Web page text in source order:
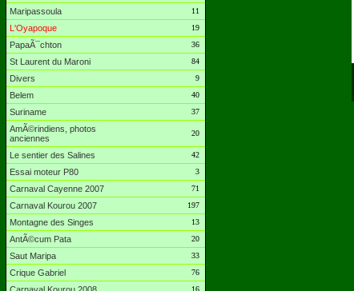
Maripassoula 11
L'Oyapoque 19
PapaÃ¯chton 36
St Laurent du Maroni 84
Divers 9
Belem 40
Suriname 37
AmÃ©rindiens, photos
anciennes
20
Le sentier des Salines 42
Essai moteur P80 3
Carnaval Cayenne 2007 71
Carnaval Kourou 2007 197
Montagne des Singes 13
AntÃ©cum Pata 20
Saut Maripa 33
Crique Gabriel 76
16